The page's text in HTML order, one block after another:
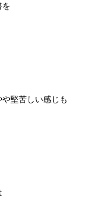
を
堅苦しい感じも